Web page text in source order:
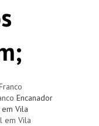
Encanador
Vila
em Vila